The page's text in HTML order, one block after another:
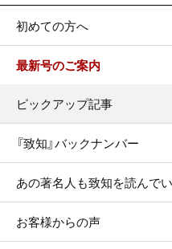
初めての方へ
最新号のご案内
ピックアップ記事
『致知』バックナンバー
あの著名人も致知を読んで
お客様からの声